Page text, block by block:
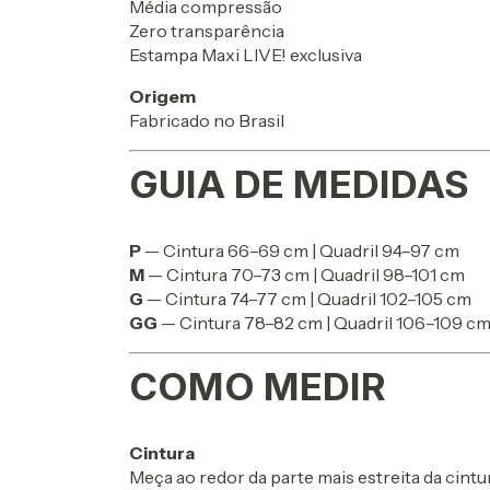
Média compressão
Zero transparência
Estampa Maxi LIVE! exclusiva
Origem
Fabricado no Brasil
GUIA DE MEDIDAS
P — Cintura 66–69 cm | Quadril 94–97 cm
M — Cintura 70–73 cm | Quadril 98–101 cm
G — Cintura 74–77 cm | Quadril 102–105 cm
GG — Cintura 78–82 cm | Quadril 106–109 cm
COMO MEDIR
Cintura
Meça ao redor da parte mais estreita da